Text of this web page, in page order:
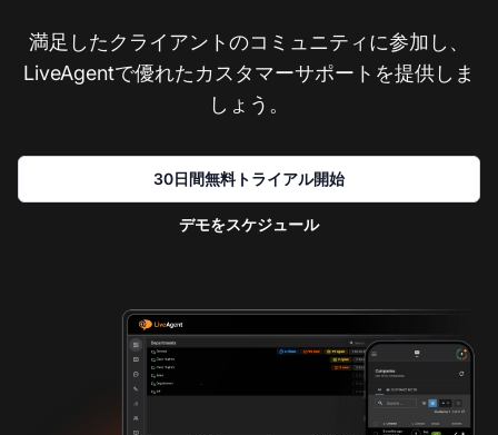
満足したクライアントのコミュニティに参加し、
LiveAgentで優れたカスタマーサポートを提供しま
しょう。
30日間無料トライアル開始
デモをスケジュール